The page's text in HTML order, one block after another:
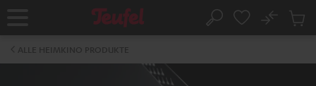
Startseite Suche
No